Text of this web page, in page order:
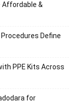
Affordable &
Define
PPE Kits Across
for